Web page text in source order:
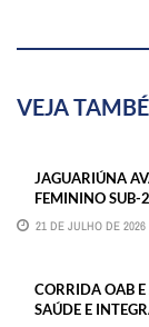
VEJA
JAGUARIÚNA
FEMININO SUB-
21 DE JULHO DE 2026
CORRIDA OAB E
SAÚDE E